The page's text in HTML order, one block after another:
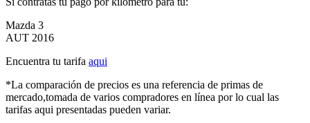
Mazda 3
AUT 2016
Encuentra tu tarifa aqui
*La comparación de precios es una referencia de primas de
mercado,tomada de varios compradores en línea por lo cual las
tarifas aqui presentadas pueden variar.